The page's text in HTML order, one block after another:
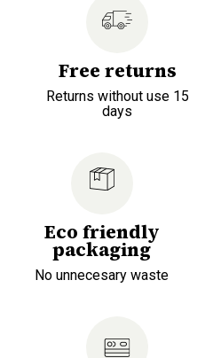
Free returns
Returns without use 15
days
Eco friendly
packaging
No unnecesary waste